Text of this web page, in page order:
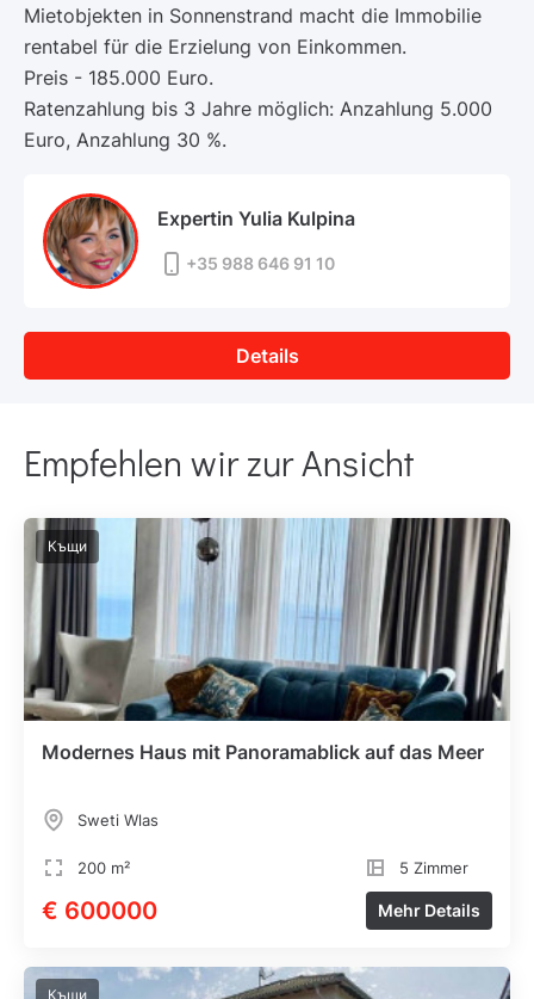
Mietobjekten in Sonnenstrand macht die Immobilie
rentabel für die Erzielung von Einkommen.
Preis - 185.000 Euro.
Ratenzahlung bis 3 Jahre möglich: Anzahlung 5.000
Euro, Anzahlung 30 %.
Expertin Yulia Kulpina
+35 988 646 91 10
Details
Empfehlen wir zur Ansicht
Къщи
Modernes Haus mit Panoramablick auf das Meer
Sweti Wlas
200 m² 5 Zimmer
€ 600000 Mehr Details
Къщи